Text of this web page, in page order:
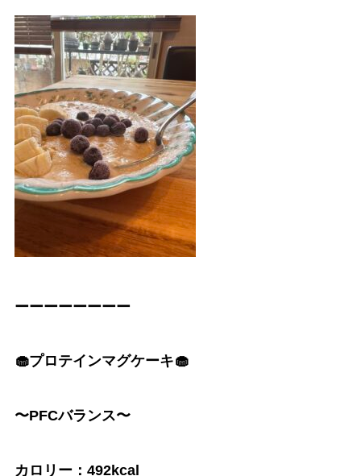
ーーーーーーーー
🧁プロテインマグケーキ🧁
〜PFCバランス〜
カロリー：492kcal